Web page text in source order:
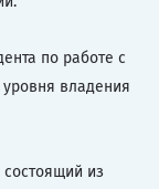
по работе с
владения
из